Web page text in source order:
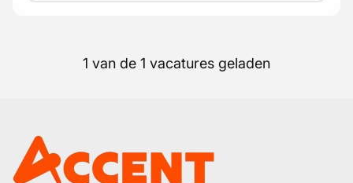
1 van de 1 vacatures geladen